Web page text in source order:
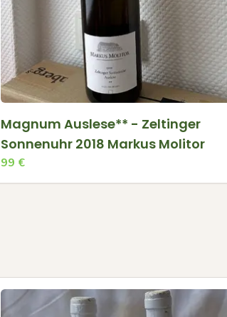
Magnum Auslese** - Zeltinger
Sonnenuhr 2018 Markus Molitor
99 €